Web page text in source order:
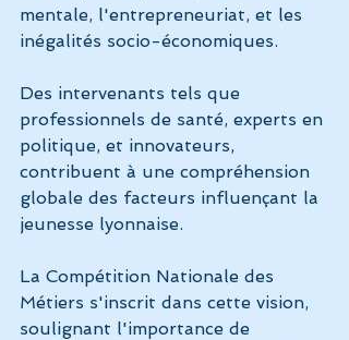
mentale, l'entrepreneuriat, et les
inégalités socio-économiques.
Des intervenants tels que
professionnels de santé, experts en
politique, et innovateurs,
contribuent à une compréhension
globale des facteurs influençant la
jeunesse lyonnaise.
La Compétition Nationale des
Métiers s'inscrit dans cette vision,
soulignant l'importance de